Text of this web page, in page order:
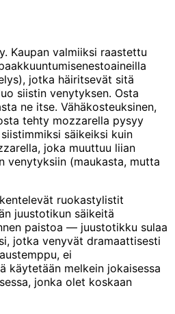
Kaupan valmiiksi raastettu
jotka häiritsevät sitä
siistin venytyksen. Osta
ne itse. Vähäkosteuksinen,
tehty mozzarella pysyy
säikeiksi kuin
joka muuttuu liian
venytyksiin (maukasta, mutta
ruokastylistit
juustotikun säikeitä
paistoa — juustotikku sulaa
jotka venyvät dramaattisesti
ei
käytetään melkein jokaisessa
jonka olet koskaan